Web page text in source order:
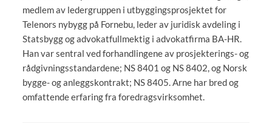
medlem av ledergruppen i utbyggingsprosjektet for
Telenors nybygg på Fornebu, leder av juridisk avdeling i
Statsbygg og advokatfullmektig i advokatfirma BA-HR.
Han var sentral ved forhandlingene av prosjekterings- og
rådgivningsstandardene; NS 8401 og NS 8402, og Norsk
bygge- og anleggskontrakt; NS 8405. Arne har bred og
omfattende erfaring fra foredragsvirksomhet.